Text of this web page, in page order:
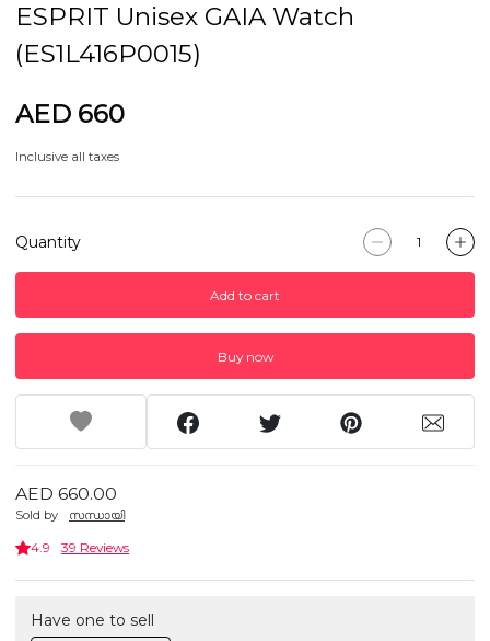
ESPRIT Unisex GAIA Watch
(ES1L416P0015)
AED 660
Inclusive all taxes
Quantity
Add to cart
Buy now
AED 660.00
Sold by സന്ധായി
4.9 39 Reviews
Have one to sell